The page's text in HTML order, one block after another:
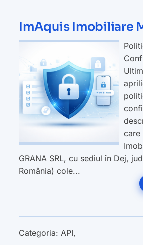
ImAquis Imobiliare
care
GRANA SRL, cu sediul în Dej,
România) cole...
Categoria: API,